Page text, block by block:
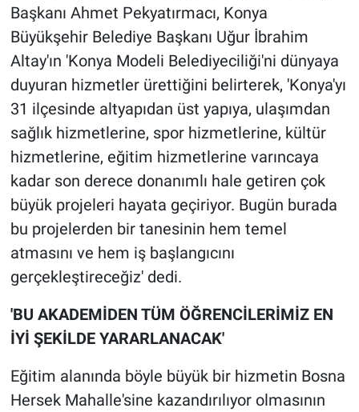
Başkanı Ahmet Pekyatırmacı, Konya
Büyükşehir Belediye Başkanı Uğur İbrahim
Altay'ın 'Konya Modeli Belediyeciliği'ni dünyaya
duyuran hizmetler ürettiğini belirterek, 'Konya'yı
31 ilçesinde altyapıdan üst yapıya, ulaşımdan
sağlık hizmetlerine, spor hizmetlerine, kültür
hizmetlerine, eğitim hizmetlerine varıncaya
kadar son derece donanımlı hale getiren çok
büyük projeleri hayata geçiriyor. Bugün burada
bu projelerden bir tanesinin hem temel
atmasını ve hem iş başlangıcını
gerçekleştireceğiz' dedi.
'BU AKADEMİDEN TÜM ÖĞRENCİLERİMİZ EN
İYİ ŞEKİLDE YARARLANACAK'
Eğitim alanında böyle büyük bir hizmetin Bosna
Hersek Mahalle'sine kazandırılıyor olmasının